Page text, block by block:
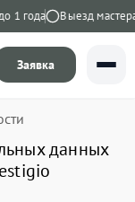
1 года Выезд мастера
Заявка
данных